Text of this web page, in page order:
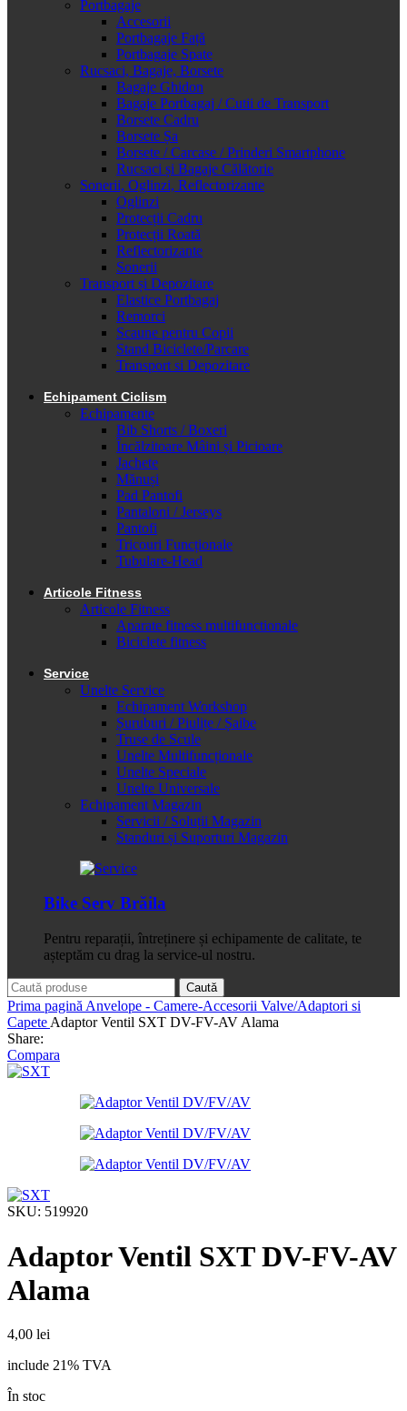
Portbagaje
Accesorii
Portbagaje Față
Portbagaje Spate
Rucsaci, Bagaje, Borsete
Bagaje Ghidon
Bagaje Portbagaj / Cutii de Transport
Borsete Cadru
Borsete Șa
Borsete / Carcase / Prinderi Smartphone
Rucsaci și Bagaje Călătorie
Sonerii, Oglinzi, Reflectorizante
Oglinzi
Protecții Cadru
Protecții Roată
Reflectorizante
Sonerii
Transport și Depozitare
Elastice Portbagaj
Remorci
Scaune pentru Copii
Stand Biciclete/Parcare
Transport si Depozitare
Echipament Ciclism
Echipamente
Bib Shorts / Boxeri
Încălzitoare Mâini și Picioare
Jachete
Mănuși
Pad Pantofi
Pantaloni / Jerseys
Pantofi
Tricouri Funcționale
Tubulare-Head
Articole Fitness
Articole Fitness
Aparate fitness multifunctionale
Biciclete fitness
Service
Unelte Service
Echipament Workshop
Șuruburi / Piulițe / Șaibe
Truse de Scule
Unelte Multifuncționale
Unelte Speciale
Unelte Universale
Echipament Magazin
Servicii / Soluții Magazin
Standuri și Suporturi Magazin
Bike Serv Brăila
Pentru reparații, întreținere și echipamente de calitate, te
așteptăm cu drag la service-ul nostru.
Caută
Prima pagină Anvelope - Camere-Accesorii Valve/Adaptori si
Capete Adaptor Ventil SXT DV-FV-AV Alama
Share:
Compara
SKU: 519920
Adaptor Ventil SXT DV-FV-AV
Alama
4,00 lei
include 21% TVA
În stoc